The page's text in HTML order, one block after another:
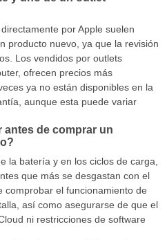
por Apple suelen
producto nuevo, ya que la revisión
Los vendidos por outlets
ofrecen precios más
ya no están disponibles en la
aunque esta puede variar
antes de comprar un
la batería y en los ciclos de carga,
que más se desgastan con el
comprobar el funcionamiento de
así como asegurarse de que el
ni restricciones de software